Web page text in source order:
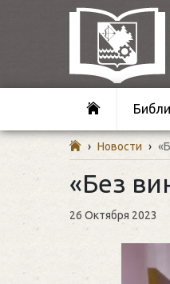
› Новости ›
«Без
26 Октября 2023